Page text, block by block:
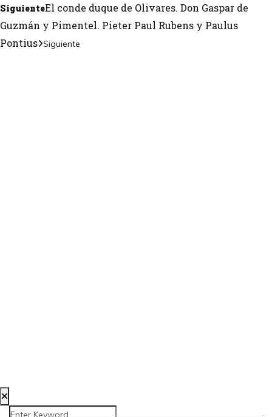
SiguienteEl conde duque de Olivares. Don Gaspar de
Guzmán y Pimentel. Pieter Paul Rubens y Paulus
Pontius Siguiente